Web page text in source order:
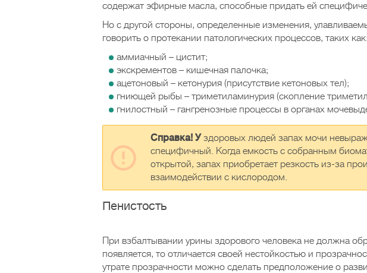
содержат эфирные масла, способные придать ей
Но с другой стороны, определенные изменения,
говорить о протекании патологических процессов, таких как:
аммиачный – цистит;
экскрементов – кишечная палочка;
ацетоновый – кетонурия (присутствие кетоновых тел);
гниющей рыбы – триметиламинурия (скопление
гнилостный – гангренозные процессы в органах
Справка! Уздоровых людей запах мочи
специфичный. Когда емкость с собранным
открытой, запах приобретает резкость из-за
взаимодействии с кислородом.
Пенистость
При взбалтывании урины здорового человека не должна
появляется, то отличается своей нестойкостью и
утрате прозрачности можно сделать предположение о